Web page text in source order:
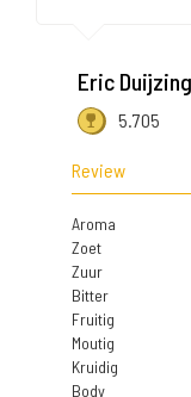
Eric
5.705
Review
Aroma
Zoet
Zuur
Bitter
Fruitig
Moutig
Kruidig
Body